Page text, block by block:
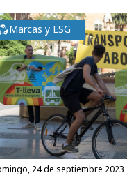
Marcas y ESG
24 de septiembre 2023